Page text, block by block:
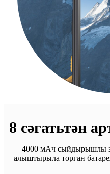
8 сәгатьтән
4000 мАч сыйдырышлы
алыштырыла торган